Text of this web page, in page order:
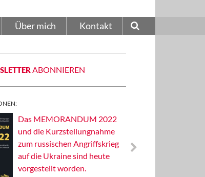
Über mich Kontakt
ABONNIEREN
Das MEMORANDUM 2022
und die Kurzstellungnahme
zum russischen Angriffskrieg
auf die Ukraine sind heute
vorgestellt worden.